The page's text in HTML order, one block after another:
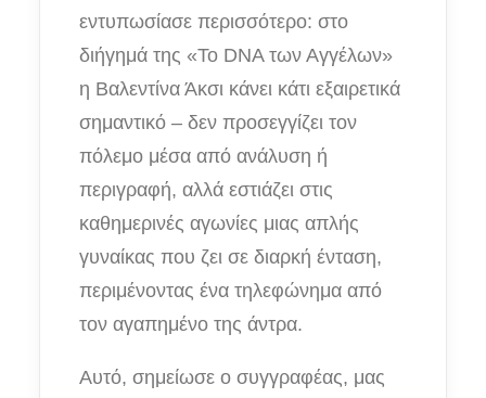
εντυπωσίασε περισσότερο: στο
διήγημά της «Το DNA των Αγγέλων»
η Βαλεντίνα Άκσι κάνει κάτι εξαιρετικά
σημαντικό – δεν προσεγγίζει τον
πόλεμο μέσα από ανάλυση ή
περιγραφή, αλλά εστιάζει στις
καθημερινές αγωνίες μιας απλής
γυναίκας που ζει σε διαρκή ένταση,
περιμένοντας ένα τηλεφώνημα από
τον αγαπημένο της άντρα.
Αυτό, σημείωσε ο συγγραφέας, μας